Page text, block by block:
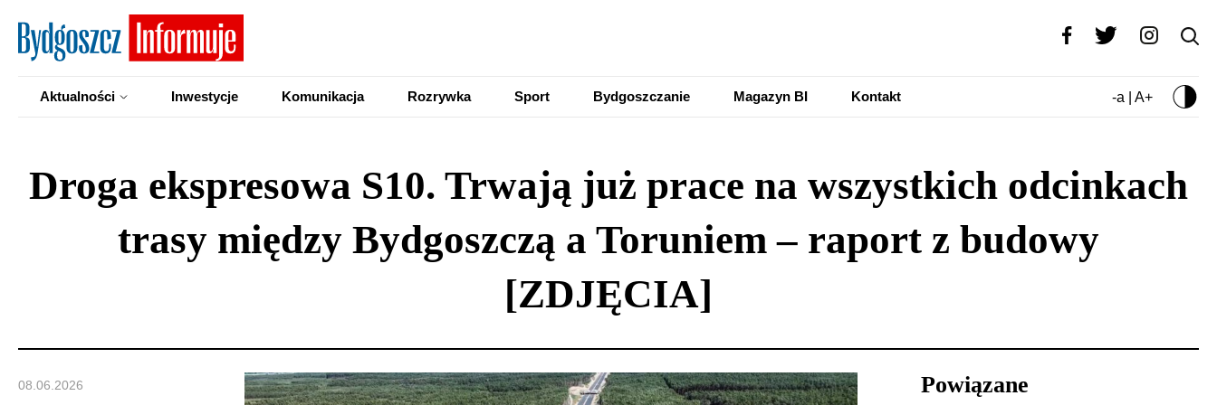
Aktualności Inwestycje Komunikacja Rozrywka Sport Bydgoszczanie Magazyn BI Kontakt -a | A+
Droga ekspresowa S10. Trwają już prace na wszystkich odcinkach
trasy między Bydgoszczą a Toruniem – raport z budowy
[ZDJĘCIA]
08.06.2026
Powiązane